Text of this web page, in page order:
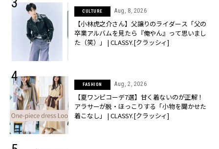
CULTURE Aug, 8, 2026
【小林虎之介さん】父譲りのライダース「父の
卒業アルバムを見たら『俺やん』って思いまし
た（笑）」 | CLASSY.[クラッシィ]
FASHION Aug, 2, 2026
【夏ワンピコーデ7選】甘く着ないのが正解！
アラサーが脱・ほっこりする「小物を聞かせた
着こなし」 | CLASSY.[クラッシィ]